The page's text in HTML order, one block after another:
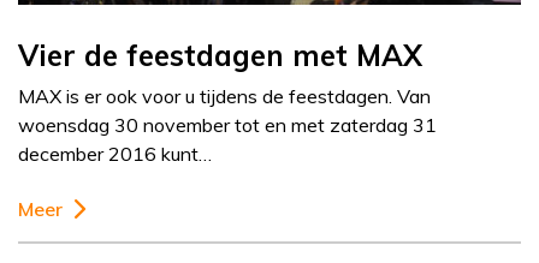
Vier de feestdagen met MAX
MAX is er ook voor u tijdens de feestdagen. Van
woensdag 30 november tot en met zaterdag 31
december 2016 kunt…
Meer